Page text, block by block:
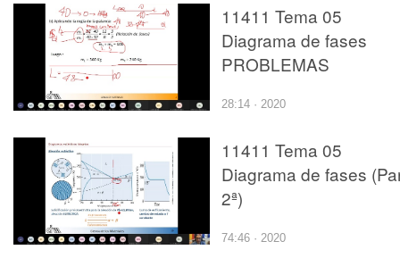
11411 Tema 05
Diagrama de fases
PROBLEMAS
28:14 · 2020
11411 Tema 05
Diagrama de fases
2ª)
74:46 · 2020